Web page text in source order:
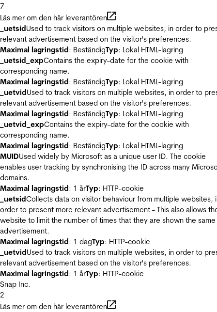
7
Läs mer om den här leverantören
_uetsidUsed to track visitors on multiple websites, in order to
relevant advertisement based on the visitor's preferences.
Maximal lagringstid: BeständigTyp: Lokal HTML-lagring
_uetsid_expContains the expiry-date for the cookie with
corresponding name.
Maximal lagringstid: BeständigTyp: Lokal HTML-lagring
_uetvidUsed to track visitors on multiple websites, in order to
relevant advertisement based on the visitor's preferences.
Maximal lagringstid: BeständigTyp: Lokal HTML-lagring
_uetvid_expContains the expiry-date for the cookie with
corresponding name.
Maximal lagringstid: BeständigTyp: Lokal HTML-lagring
MUIDUsed widely by Microsoft as a unique user ID. The cookie
enables user tracking by synchronising the ID across many
domains.
Maximal lagringstid: 1 årTyp: HTTP-cookie
_uetsidCollects data on visitor behaviour from multiple websites,
order to present more relevant advertisement - This also allows
website to limit the number of times that they are shown the same
advertisement.
Maximal lagringstid: 1 dagTyp: HTTP-cookie
_uetvidUsed to track visitors on multiple websites, in order to
relevant advertisement based on the visitor's preferences.
Maximal lagringstid: 1 årTyp: HTTP-cookie
Snap Inc.
2
Läs mer om den här leverantören